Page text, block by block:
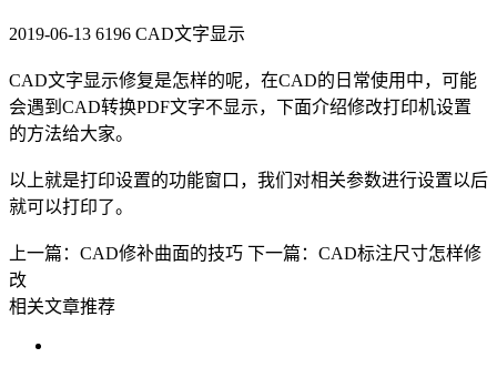
2019-06-13 6196 CAD文字显示
CAD文字显示修复是怎样的呢，在CAD的日常使用中，可能
会遇到 CAD转换PDF文字不显示，下面介绍修改打印机设置
的方法给大家。
以上就是打印设置的功能窗口，我们对相关参数进行设置以后
就可以打印了。
上一篇：CAD修补曲面的技巧 下一篇：CAD标注尺寸怎样修
改
相关文章推荐